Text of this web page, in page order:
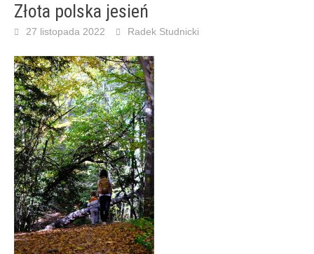
Złota polska jesień
27 listopada 2022 Radek Studnicki